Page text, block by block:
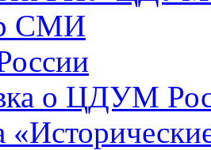
СМИ
о ЦДУМ